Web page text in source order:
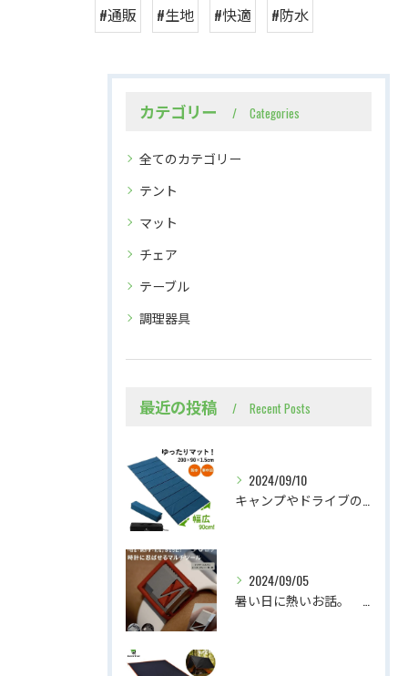
#通販
#生地 #快適 #防水
カテゴリー Categories
全てのカテゴリー
テント
マット
チェア
テーブル
調理器具
最近の投稿 Recent Posts
2024/09/10
2024/09/05